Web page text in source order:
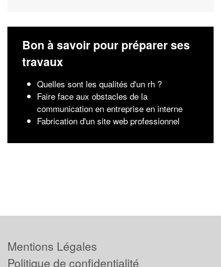
Bon à savoir pour préparer ses
travaux
Quelles sont les qualités d'un rh ?
Faire face aux obstacles de la
communication en entreprise en interne
Fabrication d'un site web professionnel
Mentions Légales
Politique de confidentialité